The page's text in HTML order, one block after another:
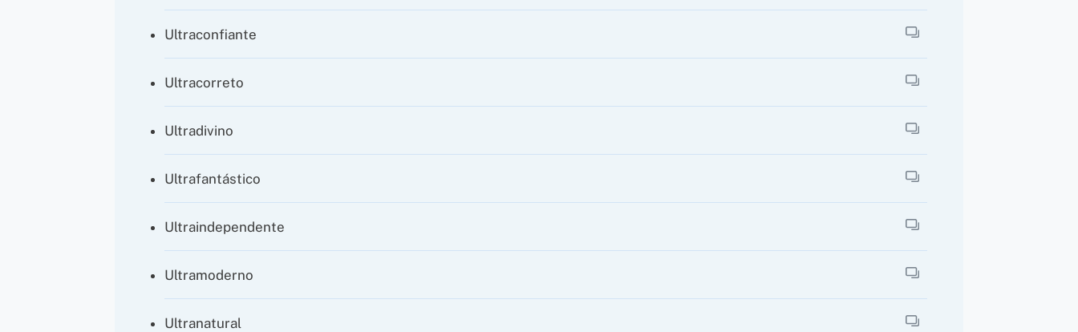
Ultraconfiante
Ultracorreto
Ultradivino
Ultrafantástico
Ultraindependente
Ultramoderno
Ultranatural